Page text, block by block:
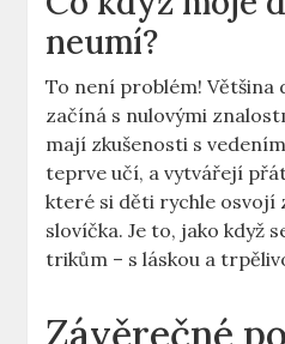
neumí?
To není problém! Většina
začíná s nulovými
mají zkušenosti s
teprve učí, a vytvářejí
které si děti rychle osvojí
slovíčka. Je to, jako když
trikům – s láskou a